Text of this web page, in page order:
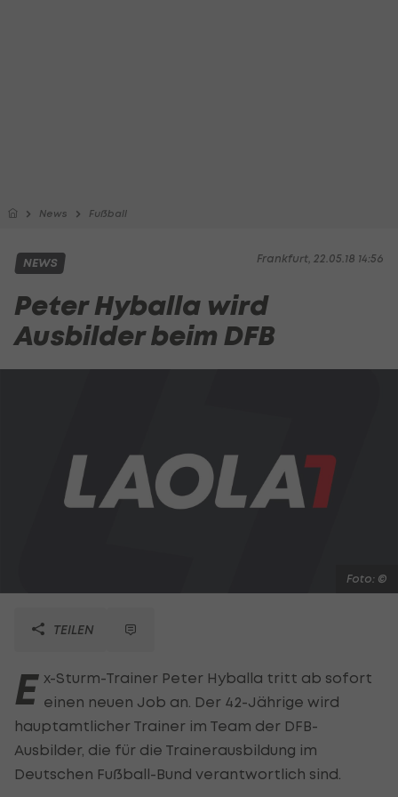
News Fußball
Frankfurt, 22.05.18 14:56
NEWS
Peter Hyballa wird
Ausbilder beim DFB
Foto: ©
TEILEN
E x-Sturm-Trainer Peter Hyballa tritt ab sofort
einen neuen Job an. Der 42-Jährige wird
hauptamtlicher Trainer im Team der DFB-
Ausbilder, die für die Trainerausbildung im
Deutschen Fußball-Bund verantwortlich sind.